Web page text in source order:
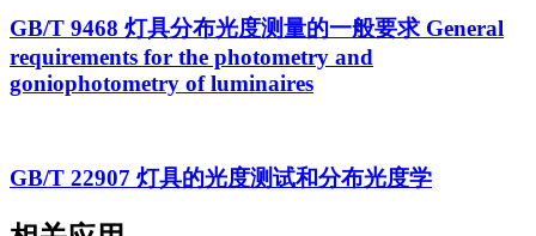
GB/T 9468 灯具分布光度测量的一般要求 General
requirements for the photometry and
goniophotometry of luminaires
GB/T 22907 灯具的光度测试和分布光度学